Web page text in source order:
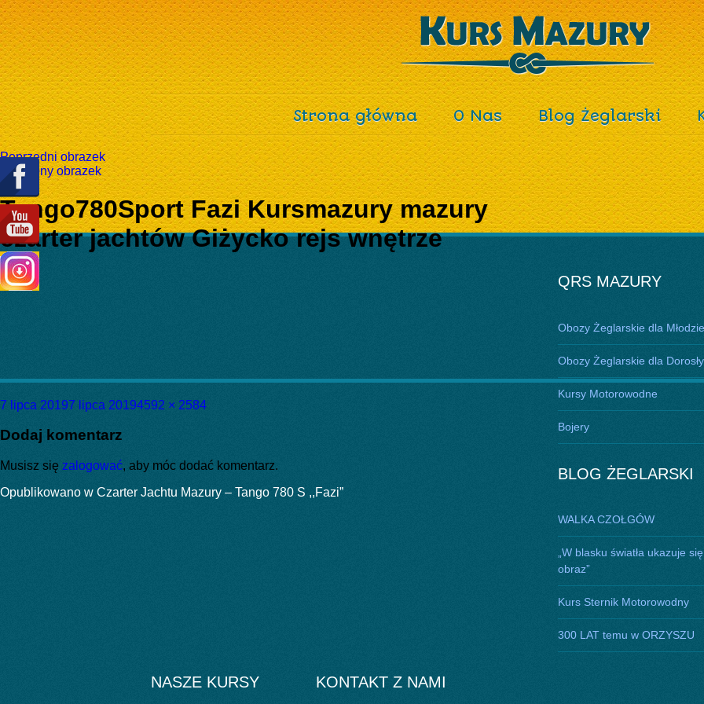
Strona główna O Nas Blog Żeglarski
Poprzedni obrazek
Następny obrazek
Tango780Sport Fazi Kursmazury mazury
czarter jachtów Giżycko rejs wnętrze
Data
7 lipca 20197 lipca 2019Pełny
4592 × 2584
Dodaj komentarz
Musisz się zalogować, aby móc dodać komentarz.
Nawigacja
Opublikowano w Czarter Jachtu Mazury – Tango 780 S ,,Fazi”
QRS MAZURY
Obozy Żeglarskie dla
Obozy Żeglarskie dla
Kursy Motorowodne
Bojery
BLOG ŻEGLARSKI
WALKA CZOŁGÓW
„W blasku światła ukazuje się
obraz”
Kurs Sternik Motorowodny
300 LAT temu w ORZYSZU
NASZE KURSY KONTAKT Z NAMI